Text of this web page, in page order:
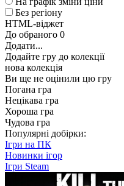
Без регіону
HTML-віджет
До обраного 0
Додати...
Додайте гру до колекції
нова колекція
Ви ще не оцінили цю гру
Погана гра
Нецікава гра
Хороша гра
Чудова гра
Популярні добірки:
Ігри на ПК
Новинки ігор
Ігри Steam